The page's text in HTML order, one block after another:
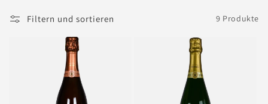
Filtern und sortieren 9 Produkte